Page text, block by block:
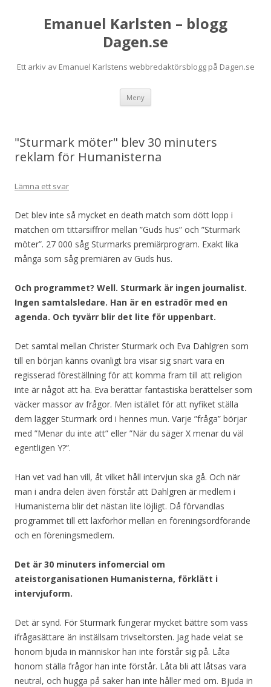
Emanuel Karlsten – blogg
Dagen.se
Ett arkiv av Emanuel Karlstens webbredaktörsblogg på Dagen.se
Meny
"Sturmark möter" blev 30 minuters
reklam för Humanisterna
Lämna ett svar
Det blev inte så mycket en death match som dött lopp i
matchen om tittarsiffror mellan ”Guds hus” och ”Sturmark
möter”. 27 000 såg Sturmarks premiärprogram. Exakt lika
många som såg premiären av Guds hus.
Och programmet? Well. Sturmark är ingen journalist.
Ingen samtalsledare. Han är en estradör med en
agenda. Och tyvärr blir det lite för uppenbart.
Det samtal mellan Christer Sturmark och Eva Dahlgren som
till en början känns ovanligt bra visar sig snart vara en
regisserad föreställning för att komma fram till att religion
inte är något att ha. Eva berättar fantastiska berättelser som
väcker massor av frågor. Men istället för att nyfiket ställa
dem lägger Sturmark ord i hennes mun. Varje ”fråga” börjar
med ”Menar du inte att” eller ”När du säger X menar du väl
egentligen Y?”.
Han vet vad han vill, åt vilket håll intervjun ska gå. Och när
man i andra delen även förstår att Dahlgren är medlem i
Humanisterna blir det nästan lite löjligt. Då förvandlas
programmet till ett läxförhör mellan en föreningsordförande
och en föreningsmedlem.
Det är 30 minuters infomercial om
ateistorganisationen Humanisterna, förklätt i
intervjuform.
Det är synd. För Sturmark fungerar mycket bättre som vass
ifrågasättare än inställsam trivseltorsten. Jag hade velat se
honom bjuda in människor han inte förstår sig på. Låta
honom ställa frågor han inte förstår. Låta bli att låtsas vara
neutral, och hugga på saker han inte håller med om. Bjuda in